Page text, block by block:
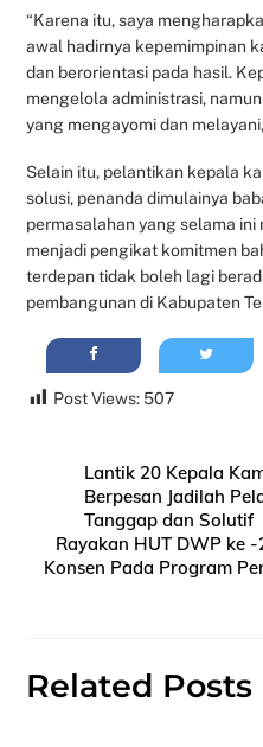
“Karena itu, saya
awal hadirnya kepemimpinan
dan berorientasi pada hasil.
mengelola administrasi,
yang mengayomi dan
Selain itu, pelantikan kepala
solusi, penanda dimulainya
permasalahan yang selama ini
menjadi pengikat komitmen
terdepan tidak boleh lagi
pembangunan di Kabupaten
Post Views: 507
Lantik 20 Kepala
Berpesan Jadilah
Tanggap dan Solutif
Rayakan HUT DWP ke
Konsen Pada Program
Related Posts